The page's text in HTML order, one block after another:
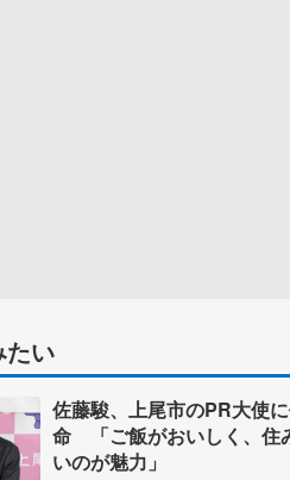
い
佐藤駿、上尾市のPR大使
命 「ご飯がおいしく、住
いのが魅力」